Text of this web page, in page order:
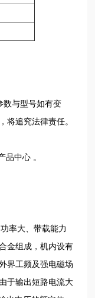
与型号如有变
将追究法律责任。
中心 。
率大、带载能力
金组成，机内设有
界工频及强电磁场
于输出短路电流大